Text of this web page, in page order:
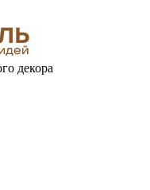
декора